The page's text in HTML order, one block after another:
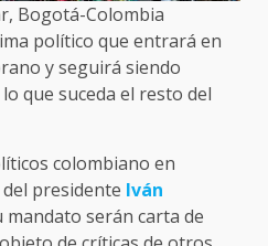
Bogotá-Colombia
político que entrará en
y seguirá siendo
que suceda el resto del
colombiano en
presidente Iván
mandato serán carta de